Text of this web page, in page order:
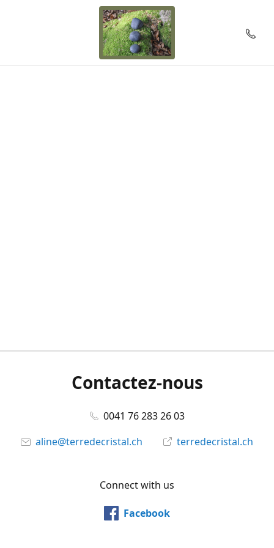
Contactez-nous
0041 76 283 26 03
aline@terredecristal.ch
terredecristal.ch
Connect with us
Facebook